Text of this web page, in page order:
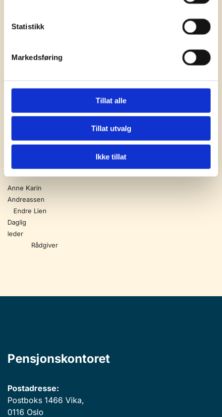
Statistikk
Markedsføring
Tillat alle
Tillat utvalg
Ikke tillat
Pensjonskontorets styrevedtak stadfester altså at 5 ukers ferie
stilling, dvs. at timetallet utgjør 1762,5 timer pr. år (alternativ 3).
herunder lønnsleverandører, innen KS’ tariffområde.
Pensjonsinnretningene gir innen 01.07.2008 tilbakemelding til
Pensjonskontoret fra hvilket tidspunkt styrevedtaket praktisk og
teknisk lar seg gjennomføre. Pensjonskontoret fastsetter deretter
Anne Karin
Andreassen
Endre Lien
Daglig
leder
Rådgiver
Pensjonskontoret
Postadresse:
Postboks 1466 Vika,
0116 Oslo